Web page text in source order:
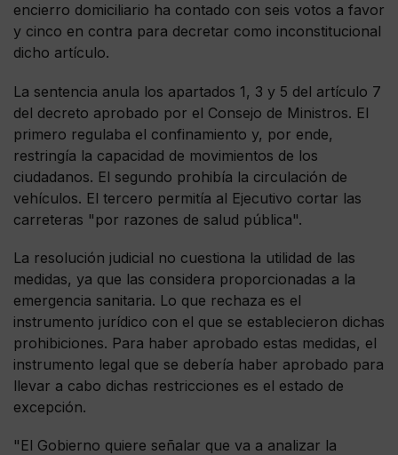
encierro domiciliario ha contado con seis votos a favor
y cinco en contra para decretar como inconstitucional
dicho artículo.
La sentencia anula los apartados 1, 3 y 5 del artículo 7
del decreto aprobado por el Consejo de Ministros. El
primero regulaba el confinamiento y, por ende,
restringía la capacidad de movimientos de los
ciudadanos. El segundo prohibía la circulación de
vehículos. El tercero permitía al Ejecutivo cortar las
carreteras "por razones de salud pública".
La resolución judicial no cuestiona la utilidad de las
medidas, ya que las considera proporcionadas a la
emergencia sanitaria. Lo que rechaza es el
instrumento jurídico con el que se establecieron dichas
prohibiciones. Para haber aprobado estas medidas, el
instrumento legal que se debería haber aprobado para
llevar a cabo dichas restricciones es el estado de
excepción.
"El Gobierno quiere señalar que va a analizar la